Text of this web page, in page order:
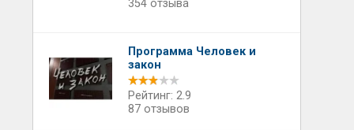
354 отзыва
Программа Человек и
закон
Рейтинг: 2.9
87 отзывов